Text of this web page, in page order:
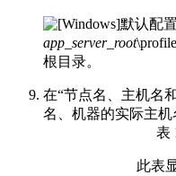
默认配
app_server_root
根目录。
在“节点名、主机名
名、机器的实际主
表
此表